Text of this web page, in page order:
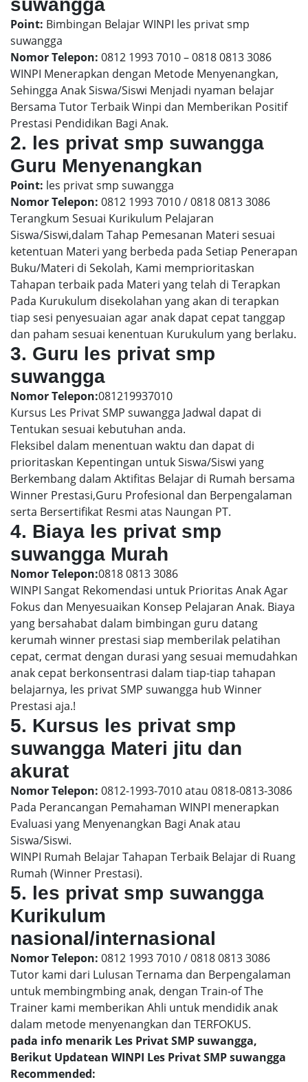
suwangga
Point: Bimbingan Belajar WINPI les privat smp
suwangga
Nomor Telepon: 0812 1993 7010 – 0818 0813 3086
WINPI Menerapkan dengan Metode Menyenangkan,
Sehingga Anak Siswa/Siswi Menjadi nyaman belajar
Bersama Tutor Terbaik Winpi dan Memberikan Positif
Prestasi Pendidikan Bagi Anak.
2. les privat smp suwangga
Guru Menyenangkan
Point: les privat smp suwangga
Nomor Telepon: 0812 1993 7010 / 0818 0813 3086
Terangkum Sesuai Kurikulum Pelajaran
Siswa/Siswi,dalam Tahap Pemesanan Materi sesuai
ketentuan Materi yang berbeda pada Setiap Penerapan
Buku/Materi di Sekolah, Kami memprioritaskan
Tahapan terbaik pada Materi yang telah di Terapkan
Pada Kurukulum disekolahan yang akan di terapkan
tiap sesi penyesuaian agar anak dapat cepat tanggap
dan paham sesuai kenentuan Kurukulum yang berlaku.
3. Guru les privat smp
suwangga
Nomor Telepon:081219937010
Kursus Les Privat SMP suwangga Jadwal dapat di
Tentukan sesuai kebutuhan anda.
Fleksibel dalam menentuan waktu dan dapat di
prioritaskan Kepentingan untuk Siswa/Siswi yang
Berkembang dalam Aktifitas Belajar di Rumah bersama
Winner Prestasi,Guru Profesional dan Berpengalaman
serta Bersertifikat Resmi atas Naungan PT.
4. Biaya les privat smp
suwangga Murah
Nomor Telepon:0818 0813 3086
WINPI Sangat Rekomendasi untuk Prioritas Anak Agar
Fokus dan Menyesuaikan Konsep Pelajaran Anak. Biaya
yang bersahabat dalam bimbingan guru datang
kerumah winner prestasi siap memberilak pelatihan
cepat, cermat dengan durasi yang sesuai memudahkan
anak cepat berkonsentrasi dalam tiap-tiap tahapan
belajarnya, les privat SMP suwangga hub Winner
Prestasi aja.!
5. Kursus les privat smp
suwangga Materi jitu dan
akurat
Nomor Telepon: 0812-1993-7010 atau 0818-0813-3086
Pada Perancangan Pemahaman WINPI menerapkan
Evaluasi yang Menyenangkan Bagi Anak atau
Siswa/Siswi.
WINPI Rumah Belajar Tahapan Terbaik Belajar di Ruang
Rumah (Winner Prestasi).
5. les privat smp suwangga
Kurikulum
nasional/internasional
Nomor Telepon: 0812 1993 7010 / 0818 0813 3086
Tutor kami dari Lulusan Ternama dan Berpengalaman
untuk membingmbing anak, dengan Train-of The
Trainer kami memberikan Ahli untuk mendidik anak
dalam metode menyenangkan dan TERFOKUS.
pada info menarik Les Privat SMP suwangga,
Berikut Updatean WINPI Les Privat SMP suwangga
Recommended: